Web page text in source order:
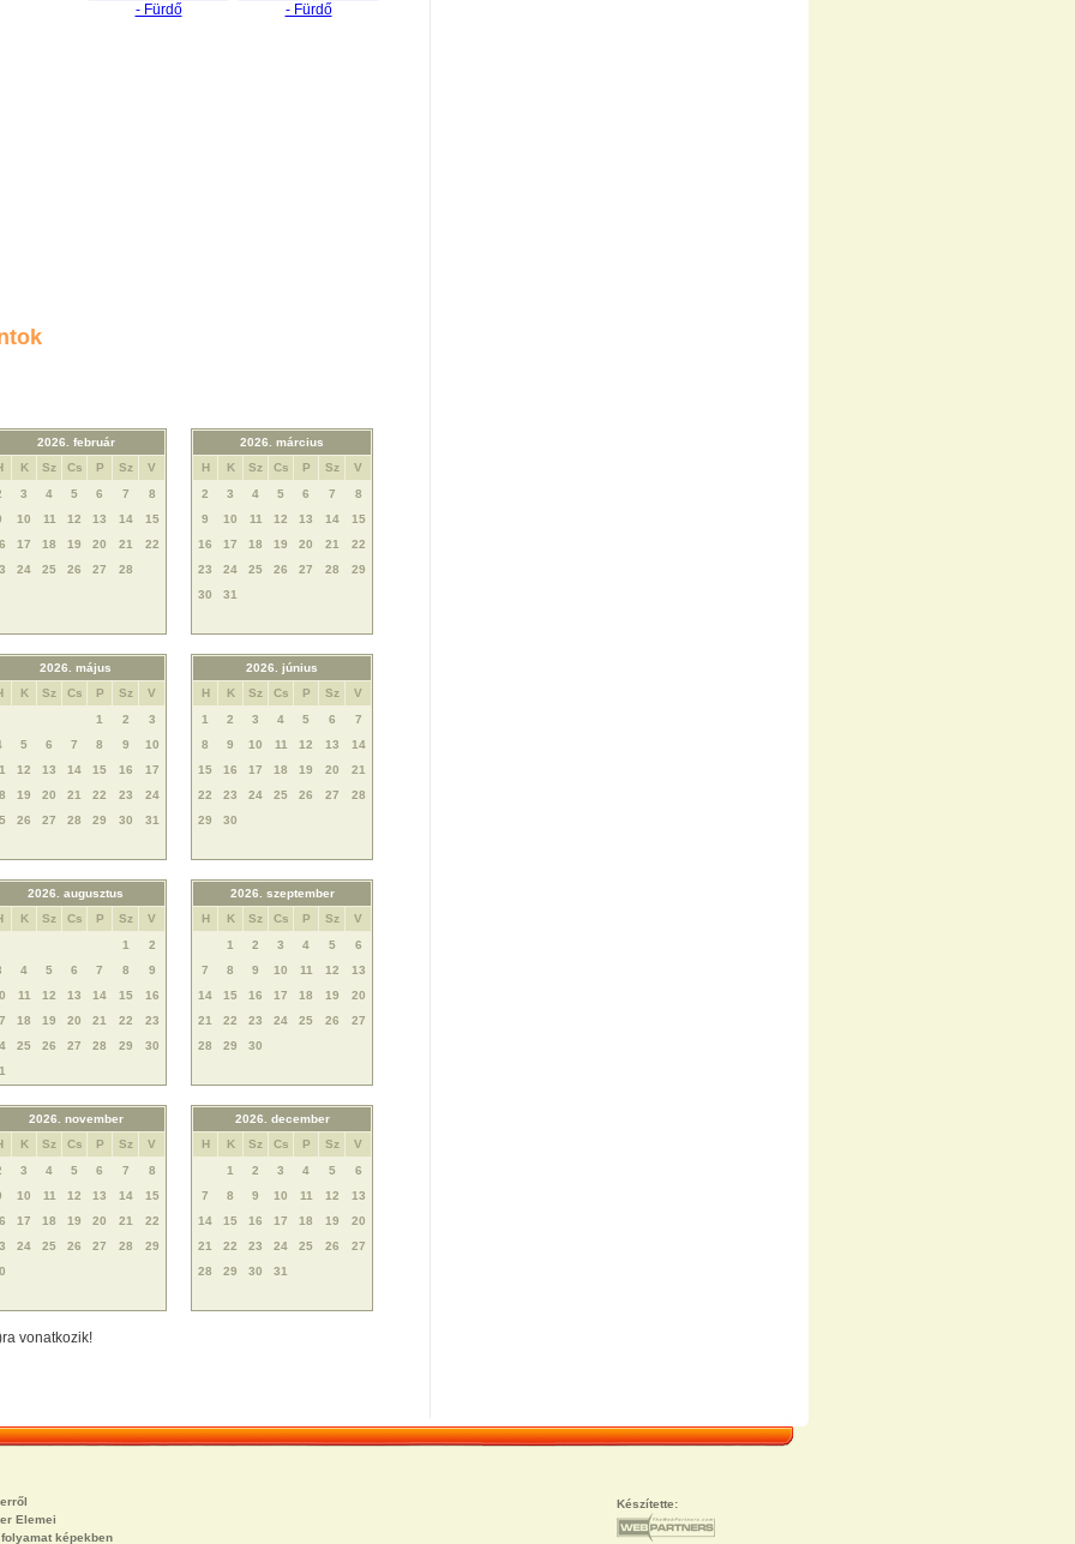
2026. február
K Sz Cs P Sz
V
3 4 5 6 7
8
10 11 12 13 14
15
17 18 19 20 21
22
24 25 26 27 28
2026. március
H
K Sz Cs P Sz
V
2
3 4 5 6 7
8
9
10 11 12 13 14
15
16
17 18 19 20 21
22
23
24 25 26 27 28
29
30
31
2026. május
K Sz Cs P Sz
V
1
2
3
5 6 7 8 9
10
12 13 14 15 16
17
19 20 21 22 23
24
26 27 28 29 30 31
2026. június
H
K Sz Cs P Sz
V
1
2 3 4 5 6
7
8
9 10 11 12 13
14
15
16 17 18 19 20
21
22
23 24 25 26 27
28
29
30
2026. augusztus
K Sz Cs P Sz
V
1
2
4 5 6 7 8
9
11 12 13 14 15
16
18 19 20 21 22
23
25 26 27 28 29
30
2026. szeptember
H
K Sz Cs P Sz
V
1
2 3 4 5
6
7
8 9 10 11 12
13
14
15 16 17 18 19
20
21
22 23 24 25 26
27
28
29 30
2026. november
K Sz Cs P Sz
V
3 4 5 6 7
8
10 11 12 13 14
15
17 18 19 20 21
22
24 25 26 27 28
29
2026. december
H
K Sz Cs P Sz
V
1
2 3 4 5
6
7
8 9 10 11 12
13
14
15 16 17 18 19
20
21
22 23 24 25 26
27
28
29 30 31
vonatkozik!
Elemei
képekben
Készítette: